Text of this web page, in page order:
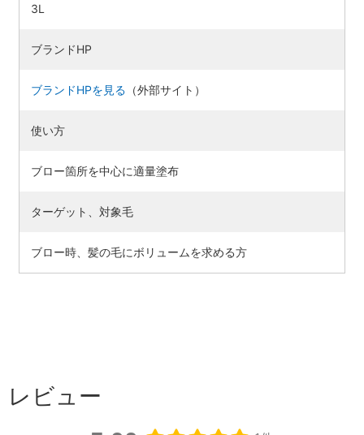
3L
ブランドHP
ブランドHPを見る （外部サイト）
使い方
ブロー箇所を中心に適量塗布
ターゲット、対象毛
ブロー時、髪の毛にボリュームを求める方
レビュー